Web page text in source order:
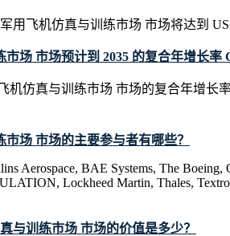
用飞机仿真与训练市场 市场将达到
市场 市场预计到 2035 的复合年增长率
机仿真与训练市场 市场的复合年增长
场 市场的主要参与者有哪些？
Aerospace, BAE Systems, The Boeing,
Lockheed Martin, Thales,
与训练市场 市场的价值是多少？